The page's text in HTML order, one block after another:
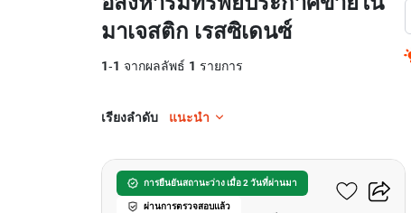
มาเจสติก เรสซิเดนซ์
1-1 จากผลลัพธ์ 1 รายการ
เรียงลำดับ แนะนำ
การยืนยันสถานะว่าง เมื่อ 2 วันที่ผ่านมา
ผ่านการตรวจสอบแล้ว
มาเจสติก เรสซิเดนซ์